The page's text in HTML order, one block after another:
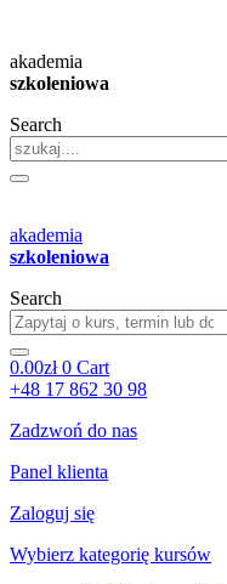
treści
akademia
szkoleniowa
Search
akademia
szkoleniowa
Search
0.00zł 0 Cart
+48 17 862 30 98
Zadzwoń do nas
Panel klienta
Zaloguj się
Wybierz kategorię kursów